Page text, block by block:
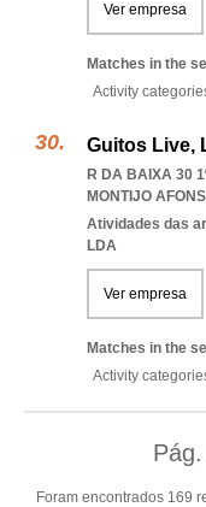
Ver empresa
Matches in the
Activity
Guitos Live,
R DA BAIXA 30
MONTIJO
Atividades das
LDA
Ver empresa
Matches in the
Activity
Pág.
Foram encontrados 169